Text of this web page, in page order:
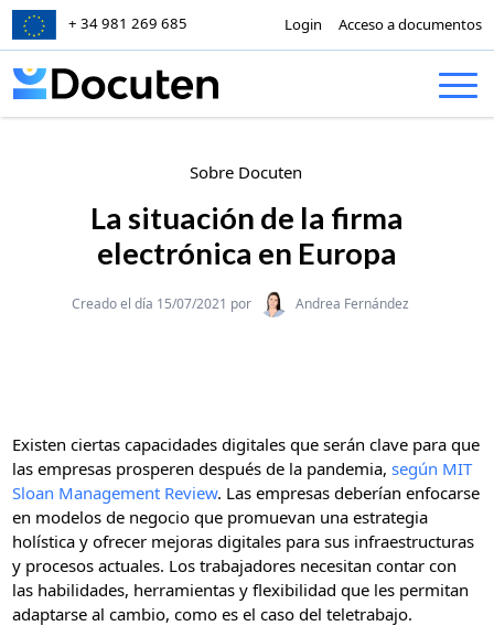
+ 34 981 269 685 Login Acceso a documentos
Skip to content
Sobre Docuten
La situación de la firma
electrónica en Europa
Categories
Creado el día 15/07/2021 por Andrea Fernández
Existen ciertas capacidades digitales que serán clave para que
las empresas prosperen después de la pandemia,según MIT
Sloan Management Review. Las empresas deberían enfocarse
en modelos de negocio que promuevan una estrategia
holística y ofrecer mejoras digitales para sus infraestructuras
y procesos actuales. Los trabajadores necesitan contar con
las habilidades, herramientas y flexibilidad que les permitan
adaptarse al cambio, como es el caso del teletrabajo.